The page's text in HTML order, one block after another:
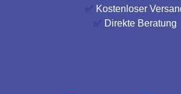
✅ Kostenloser
✅ Direkte Beratung